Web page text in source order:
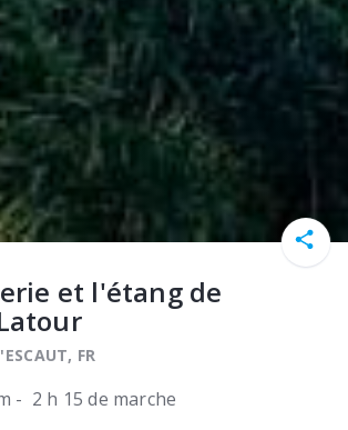
et l'étang de
FR
- 2 h 15 de marche